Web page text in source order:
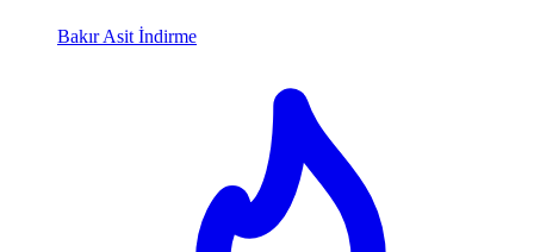
Bakır Asit İndirme